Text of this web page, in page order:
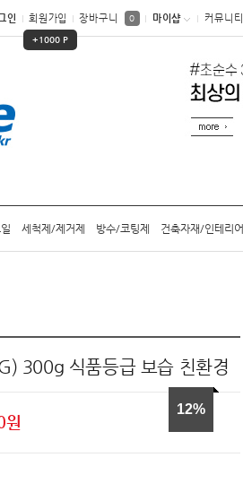
인 회원가입
+1000 P
장바구니 0 마이샵 커뮤니티
세척제/제거제 방수/코팅제 건축자재/인테리어
300g 식품등급 보습 친환경
12
원